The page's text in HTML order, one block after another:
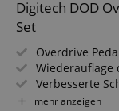
Digitech DOD
Set
Overdrive
Wiederauflage
Verbesserte
True Bypass
mehr anzeigen